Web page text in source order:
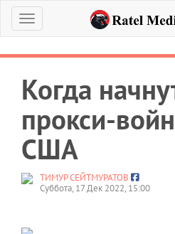
Меню
Когда
прокси-
США
ТИМУР СЕЙТМУРАТОВ
Суббота, 17 Дек 2022, 15:00